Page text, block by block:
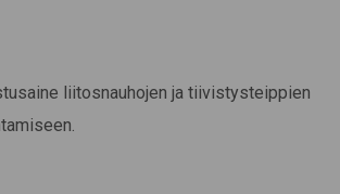
liitosnauhojen ja tiivistysteippien